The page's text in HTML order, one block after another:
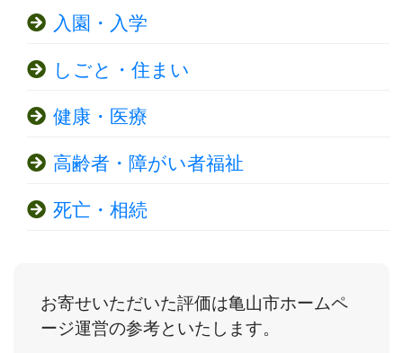
入園・入学
しごと・住まい
健康・医療
高齢者・障がい者福祉
死亡・相続